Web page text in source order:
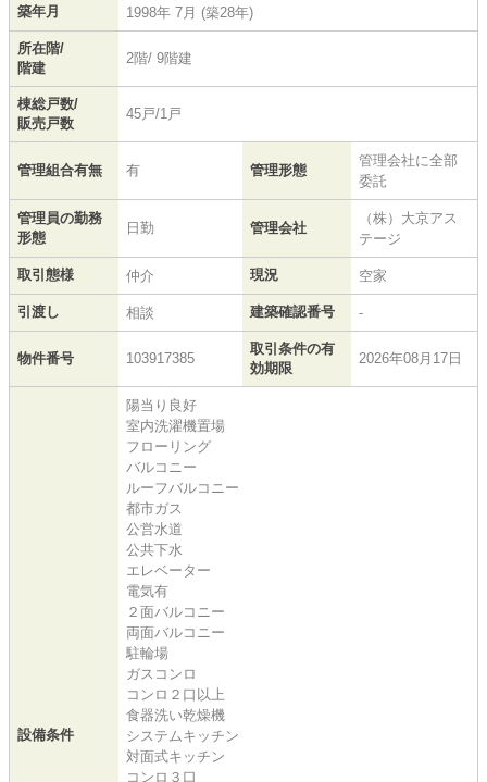
築年月 1998年 7月 (築28年)
所在階/
階建
2階/ 9階建
棟総戸数/
販売戸数
45戸/1戸
管理組合有無 有 管理形態
管理会社に全部
委託
管理員の勤務
形態
日勤 管理会社
（株）大京アス
テージ
取引態様 仲介 現況 空家
引渡し 相談 建築確認番号 -
物件番号 103917385
取引条件の有
効期限
2026年08月17日
設備条件
陽当り良好
室内洗濯機置場
フローリング
バルコニー
ルーフバルコニー
都市ガス
公営水道
公共下水
エレベーター
電気有
２面バルコニー
両面バルコニー
駐輪場
ガスコンロ
コンロ２口以上
食器洗い乾燥機
システムキッチン
対面式キッチン
コンロ３口